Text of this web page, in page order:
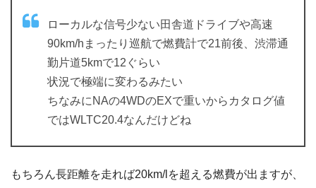
ローカルな信号少ない田舎道ドライブや高速
90km/hまったり巡航で燃費計で21前後、渋滞通
勤片道5kmで12ぐらい
状況で極端に変わるみたい
ちなみにNAの4WDのEXで重いからカタログ値
ではWLTC20.4なんだけどね
もちろん長距離を走れば20km/lを超える燃費が出ますが、